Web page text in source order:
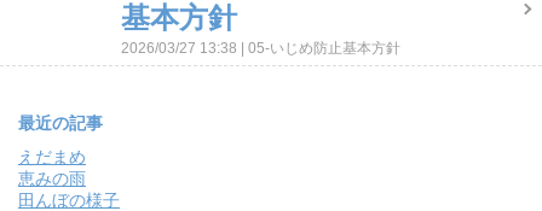
基本方針
2026/03/27 13:38 05-いじめ防止基本方針
最近の記事
えだまめ
恵みの雨
田んぼの様子